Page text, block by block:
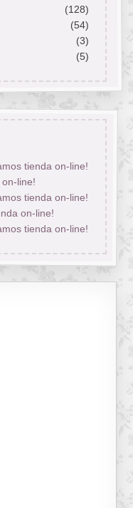
(128)
(54)
(3)
(5)
tienda on-line!
on-line!
tienda on-line!
on-line!
tienda on-line!